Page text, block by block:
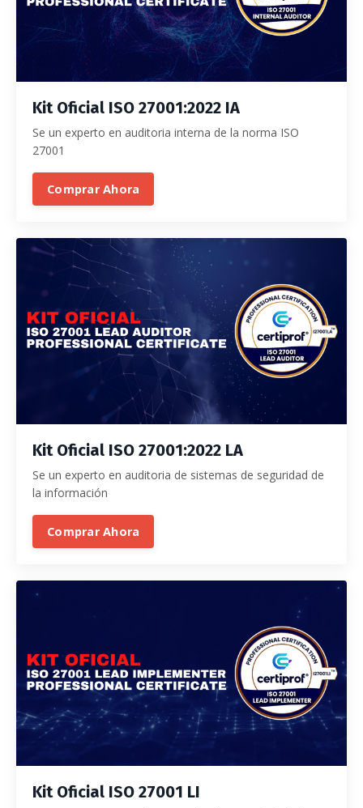
Kit Oficial ISO 27001:2022 IA
Se un experto en auditoria interna de la norma ISO
27001
Comprar Ahora
Kit Oficial ISO 27001:2022 LA
Se un experto en auditoria de sistemas de seguridad de
la información
Comprar Ahora
Kit Oficial ISO 27001 LI